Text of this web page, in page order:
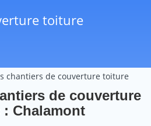
toiture
chantiers de couverture toiture
de couverture
Chalamont